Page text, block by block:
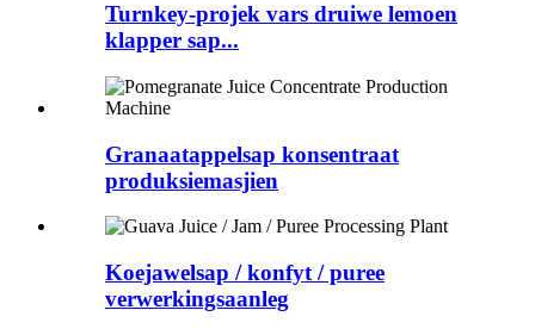
Turnkey-projek vars druiwe lemoen
klapper sap...
Granaatappelsap konsentraat
produksiemasjien
Koejawelsap / konfyt / puree
verwerkingsaanleg